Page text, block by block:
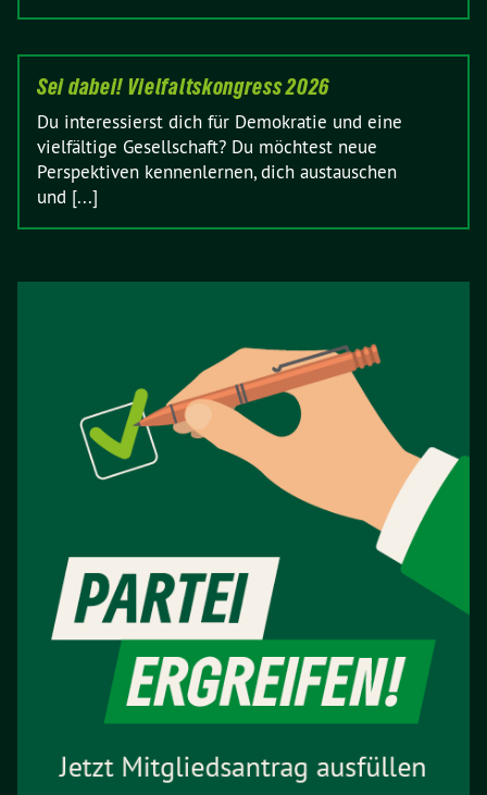
Sei dabei! Vielfaltskongress 2026
Du interessierst dich für Demokratie und eine
vielfältige Gesellschaft? Du möchtest neue
Perspektiven kennenlernen, dich austauschen
und [...]